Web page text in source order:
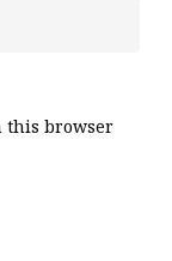
this browser